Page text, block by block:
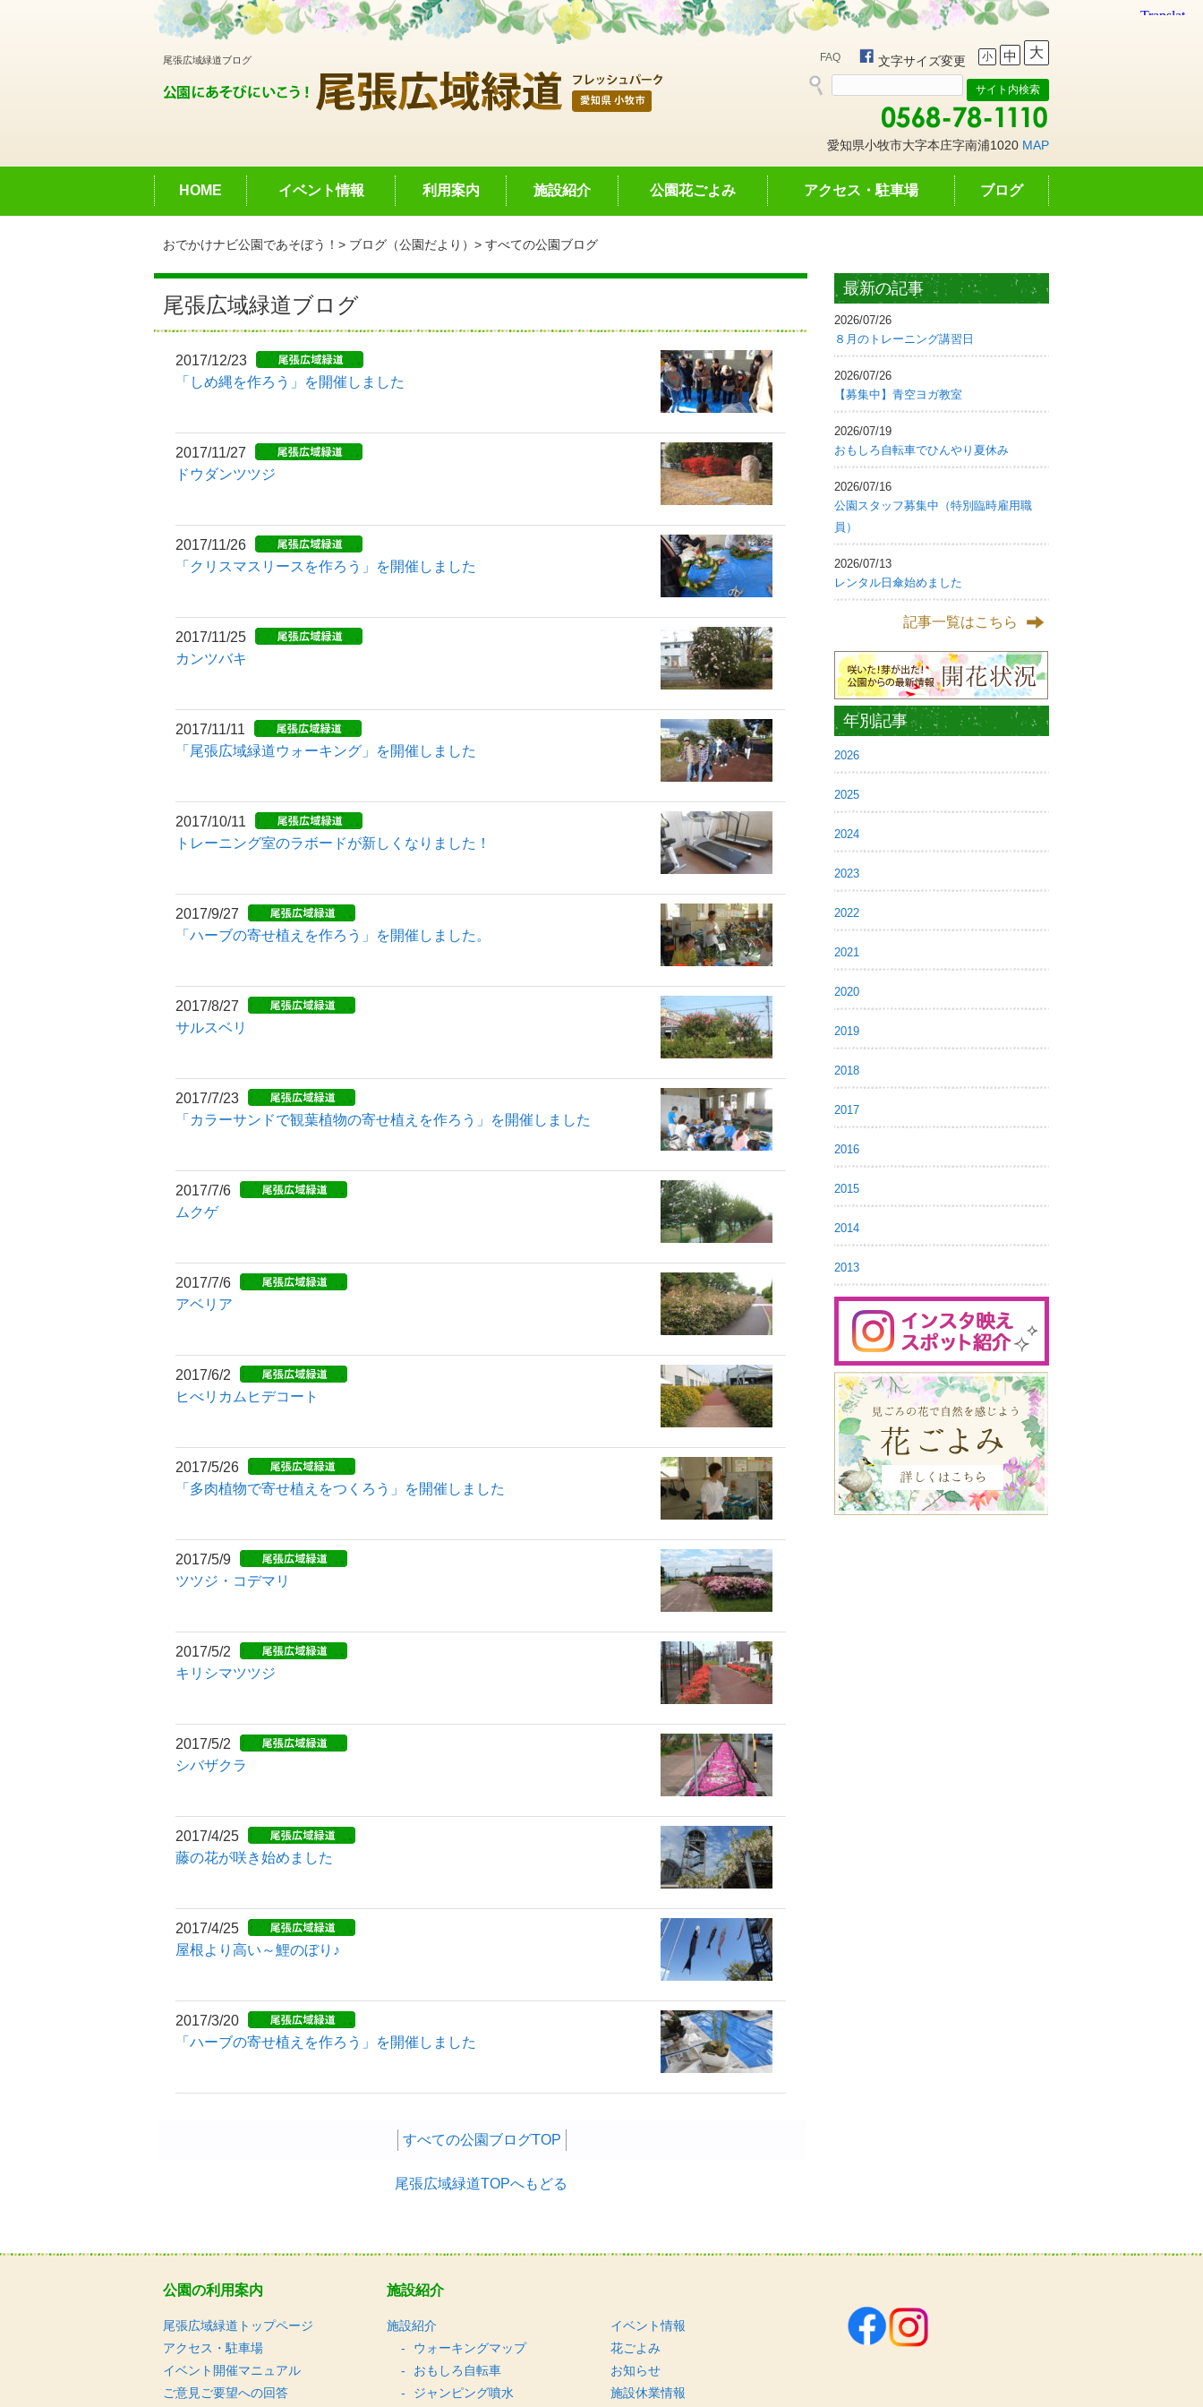
尾張広域緑道ブログ FAQ 文字サイズ変更 小 中 大
愛知県小牧市大字本庄字南浦1020 MAP
HOME イベント情報 利用案内 施設紹介 公園花ごよみ アクセス・駐車場 ブログ
おでかけナビ公園であそぼう！ ブログ（公園だより） すべての公園ブログ
尾張広域緑道ブログ
2017/12/23
「しめ縄を作ろう」を開催しました
2017/11/27
ドウダンツツジ
2017/11/26
「クリスマスリースを作ろう」を開催しました
2017/11/25
カンツバキ
2017/11/11
「尾張広域緑道ウォーキング」を開催しました
2017/10/11
トレーニング室のラボードが新しくなりました！
2017/9/27
「ハーブの寄せ植えを作ろう」を開催しました。
2017/8/27
サルスベリ
2017/7/23
「カラーサンドで観葉植物の寄せ植えを作ろう」を開催しました
2017/7/6
ムクゲ
2017/7/6
アベリア
2017/6/2
ヒべリカムヒデコート
2017/5/26
「多肉植物で寄せ植えをつくろう」を開催しました
2017/5/9
ツツジ・コデマリ
2017/5/2
キリシマツツジ
2017/5/2
シバザクラ
2017/4/25
藤の花が咲き始めました
2017/4/25
屋根より高い～鯉のぼり♪
2017/3/20
「ハーブの寄せ植えを作ろう」を開催しました
すべての公園ブログTOP
尾張広域緑道TOPへもどる
最新の記事
2026/07/26
８月のトレーニング講習日
2026/07/26
【募集中】青空ヨガ教室
2026/07/19
おもしろ自転車でひんやり夏休み
2026/07/16
公園スタッフ募集中（特別臨時雇用職
員）
2026/07/13
レンタル日傘始めました
記事一覧はこちら
年別記事
2026
2025
2024
2023
2022
2021
2020
2019
2018
2017
2016
2015
2014
2013
公園の利用案内
尾張広域緑道トップページ
アクセス・駐車場
イベント開催マニュアル
ご意見ご要望への回答
施設紹介
施設紹介
ウォーキングマップ
おもしろ自転車
ジャンピング噴水
イベント情報
花ごよみ
お知らせ
施設休業情報